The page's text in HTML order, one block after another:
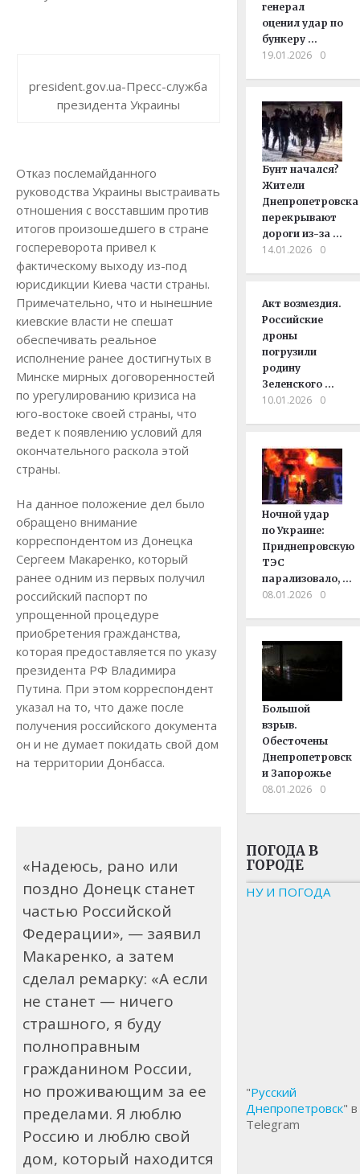
president.gov.ua-Пресс-служба
президента Украины
Отказ послемайданного
руководства Украины выстраивать
отношения с восставшим против
итогов произошедшего в стране
госпереворота привел к
фактическому выходу из-под
юрисдикции Киева части страны.
Примечательно, что и нынешние
киевские власти не спешат
обеспечивать реальное
исполнение ранее достигнутых в
Минске мирных договоренностей
по урегулированию кризиса на
юго-востоке своей страны, что
ведет к появлению условий для
окончательного раскола этой
страны.
На данное положение дел было
обращено внимание
корреспондентом из Донецка
Сергеем Макаренко, который
ранее одним из первых получил
российский паспорт по
упрощенной процедуре
приобретения гражданства,
которая предоставляется по указу
президента РФ Владимира
Путина. При этом корреспондент
указал на то, что даже после
получения российского документа
он и не думает покидать свой дом
на территории Донбасса.
«Надеюсь, рано или
поздно Донецк станет
частью Российской
Федерации», — заявил
Макаренко, а затем
сделал ремарку: «А если
не станет — ничего
страшного, я буду
полноправным
гражданином России,
но проживающим за ее
пределами. Я люблю
Россию и люблю свой
дом, который находится
генерал
оценил удар по
бункеру …
19.01.2026 0
Бунт начался?
Жители
Днепропетровска
перекрывают
дороги из-за …
14.01.2026 0
Акт возмездия.
Российские
дроны
погрузили
родину
Зеленского …
10.01.2026 0
Ночной удар
по Украине:
Приднепровскую
ТЭС
парализовало, …
08.01.2026 0
Большой
взрыв.
Обесточены
Днепропетровск
и Запорожье
08.01.2026 0
ПОГОДА В
ГОРОДЕ
НУ И ПОГОДА
"Русский
Днепропетровск" в
Telegram